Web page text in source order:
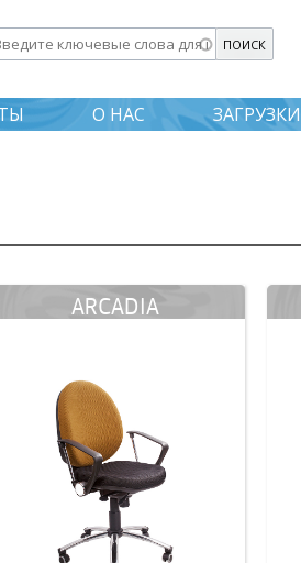
ключевые слова для поиска
О НАС ЗАГРУЗКИ
ARCADIA